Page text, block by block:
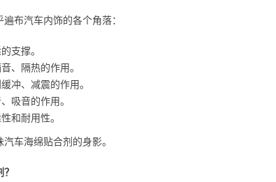
布汽车内饰的各个角落：
支撑。
、隔热的作用。
冲、减震的作用。
吸音的作用。
和耐用性。
车海绵贴合剂的身影。